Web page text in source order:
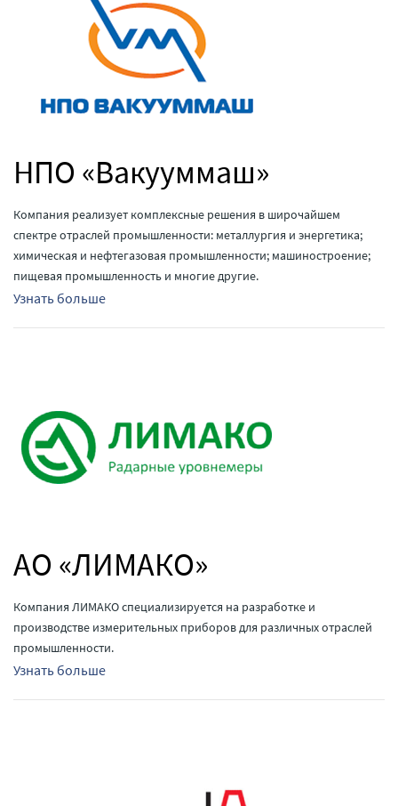
НПО «Вакууммаш»
Компания реализует комплексные решения в широчайшем
спектре отраслей промышленности: металлургия и энергетика;
химическая и нефтегазовая промышленности; машиностроение;
пищевая промышленность и многие другие.
Узнать больше
АО «ЛИМАКО»
Компания ЛИМАКО специализируется на разработке и
производстве измерительных приборов для различных отраслей
промышленности.
Узнать больше